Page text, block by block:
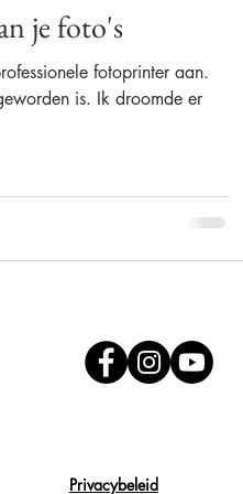
Alison Becu
je foto's
fotoprinter aan.
is. Ik droomde er
Privacybeleid